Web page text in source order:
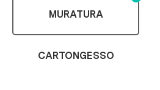
MURATURA
CARTONGESSO